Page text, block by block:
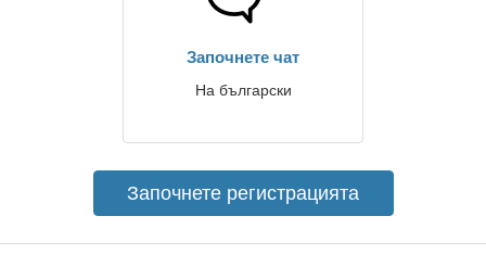
Започнете чат
На български
Започнете регистрацията